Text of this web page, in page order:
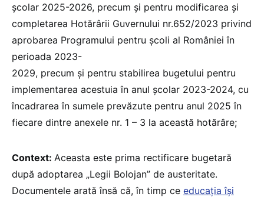
școlar 2025-2026, precum și pentru modificarea și
completarea Hotărârii Guvernului nr.652/2023 privind
aprobarea Programului pentru școli al României în
perioada 2023-
2029, precum și pentru stabilirea bugetului pentru
implementarea acestuia în anul școlar 2023-2024, cu
încadrarea în sumele prevăzute pentru anul 2025 în
fiecare dintre anexele nr. 1 – 3 la această hotărâre;
Context: Aceasta este prima rectificare bugetară
după adoptarea „Legii Bolojan” de austeritate.
Documentele arată însă că, în timp ce educația își